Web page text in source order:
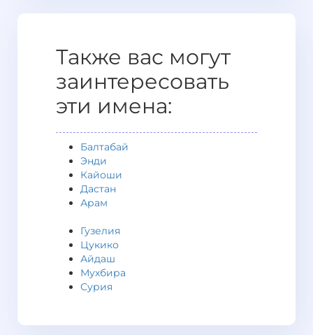
Также вас могут
заинтересовать
эти имена:
Балтабай
Энди
Кайоши
Дастан
Арам
Гузелия
Цукико
Айдаш
Мухбира
Сурия